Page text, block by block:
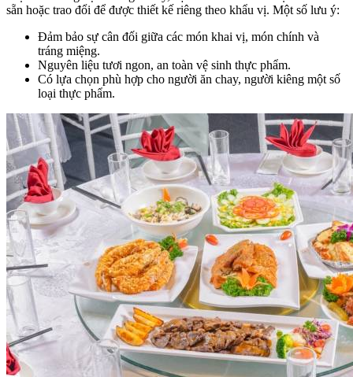
sẵn hoặc trao đổi để được thiết kế riêng theo khẩu vị. Một số lưu ý:
Đảm bảo sự cân đối giữa các món khai vị, món chính và
tráng miệng.
Nguyên liệu tươi ngon, an toàn vệ sinh thực phẩm.
Có lựa chọn phù hợp cho người ăn chay, người kiêng một số
loại thực phẩm.